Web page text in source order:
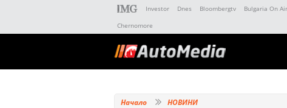
Investor Dnes Bloombergtv Bulgaria On Air
Chernomore
Начало НОВИНИ